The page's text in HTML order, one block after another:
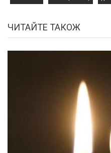
ЧИТАЙТЕ ТАКОЖ